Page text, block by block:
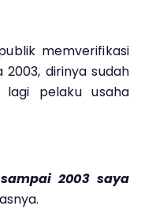
memverifikasi
dirinya sudah
pelaku usaha
2003 saya